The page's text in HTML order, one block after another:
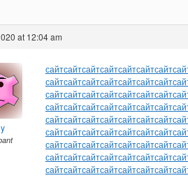
at 12:04 am
сайтсайтсайтсайтсайтсайтсайт
сайтсайтсайтсайтсайтсайтсайт
сайтсайтсайтсайтсайтсайтсайт
сайтсайтсайтсайтсайтсайтсайт
сайтсайтсайтсайтсайтсайтсайт
сайтсайтсайтсайтсайтсайтсайт
сайтсайтсайтсайтсайтсайтсайт
сайтсайтсайтсайтсайтсайтсайт
сайтсайтсайтсайтсайтсайтсайт